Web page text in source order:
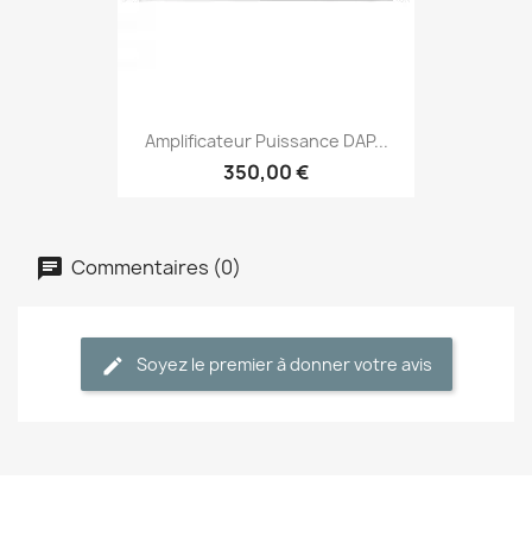
Amplificateur Puissance DAP...
350,00 €
Commentaires (0)
Soyez le premier à donner votre avis